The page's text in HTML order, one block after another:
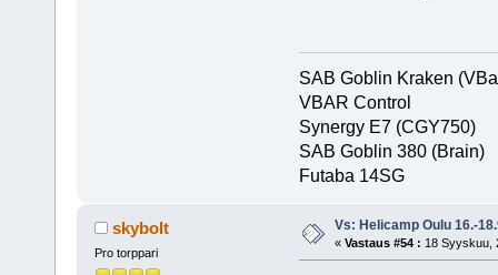
SAB Goblin Kraken
VBAR Control
Synergy E7 (CGY750)
SAB Goblin 380 (Brain)
Futaba
skybolt
Pro torppari
Vs: Helicamp Oulu 16.-
« Vastaus #54 : 18 Syyskuu,